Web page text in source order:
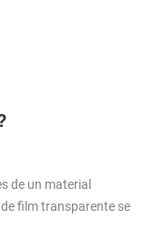
de un material
film transparente se